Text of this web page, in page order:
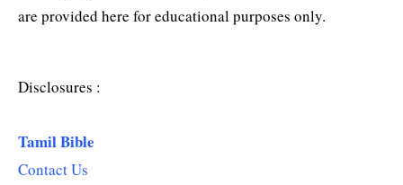
are provided here for educational purposes only.
Disclosures :
Tamil Bible
Contact Us